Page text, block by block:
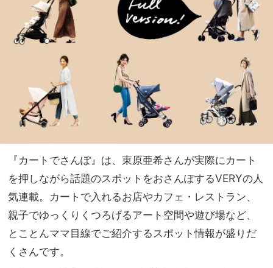
『カートでさんぽ』は、東原亜希さんが実際にカート
を押しながら話題のスポットをおさんぽするVERYの人
気連載。カートで入れるお店やカフェ・レストラン、
親子でゆっくりくつろげるアート空間や遊び場など、
とことんママ目線でご紹介するスポット情報が盛りだ
くさんです。